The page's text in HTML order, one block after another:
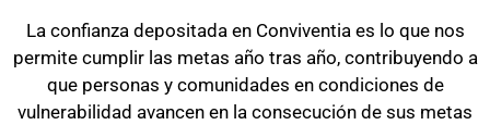
La confianza depositada en Conviventia es lo que nos
permite cumplir las metas año tras año, contribuyendo a
que personas y comunidades en condiciones de
vulnerabilidad avancen en la consecución de sus metas